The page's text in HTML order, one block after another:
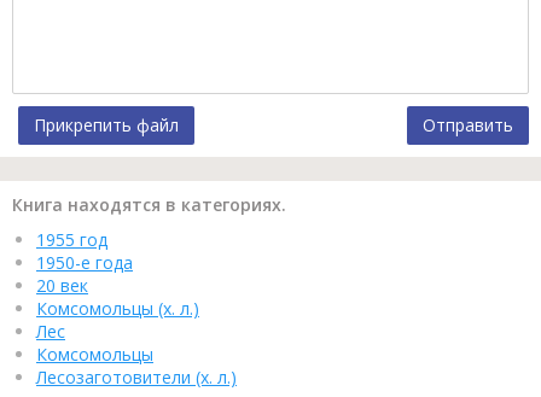
Прикрепить файл Отправить
Книга находятся в категориях.
1955 год
1950-е года
20 век
Комсомольцы (х. л.)
Лес
Комсомольцы
Лесозаготовители (х. л.)